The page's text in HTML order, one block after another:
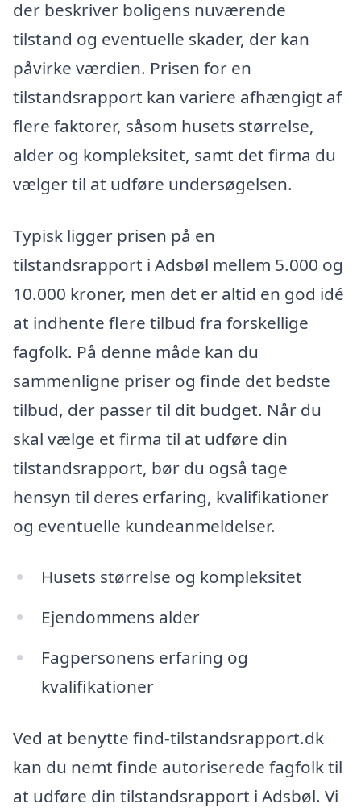
der beskriver boligens nuværende
tilstand og eventuelle skader, der kan
påvirke værdien. Prisen for en
tilstandsrapport kan variere afhængigt af
flere faktorer, såsom husets størrelse,
alder og kompleksitet, samt det firma du
vælger til at udføre undersøgelsen.
Typisk ligger prisen på en
tilstandsrapport i Adsbøl mellem 5.000 og
10.000 kroner, men det er altid en god idé
at indhente flere tilbud fra forskellige
fagfolk. På denne måde kan du
sammenligne priser og finde det bedste
tilbud, der passer til dit budget. Når du
skal vælge et firma til at udføre din
tilstandsrapport, bør du også tage
hensyn til deres erfaring, kvalifikationer
og eventuelle kundeanmeldelser.
Husets størrelse og kompleksitet
Ejendommens alder
Fagpersonens erfaring og
kvalifikationer
Ved at benytte find-tilstandsrapport.dk
kan du nemt finde autoriserede fagfolk til
at udføre din tilstandsrapport i Adsbøl. Vi